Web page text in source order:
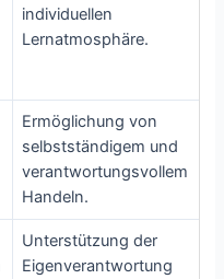
individuellen
Lernatmosphäre.
Ermöglichung von
selbstständigem und
verantwortungsvollem
Handeln.
Unterstützung der
Eigenverantwortung